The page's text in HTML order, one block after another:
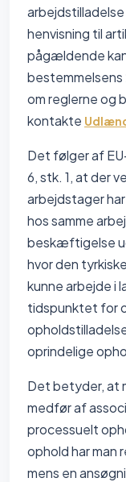
henvisning til
pågældende
om reglerne og
kontakte
Det følger af
6, stk. 1, at der
arbejdstager
hos samme
beskæftigelse
hvor den
kunne arbejde i
tidspunktet for
oprindelige
Det betyder, at
medfør af
processuelt
ophold har man
mens en